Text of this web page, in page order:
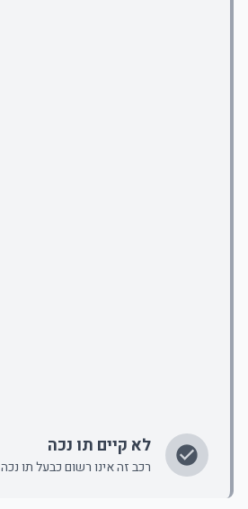
לא קיים תו נכה
רכב זה אינו רשום כבעל תו נכה